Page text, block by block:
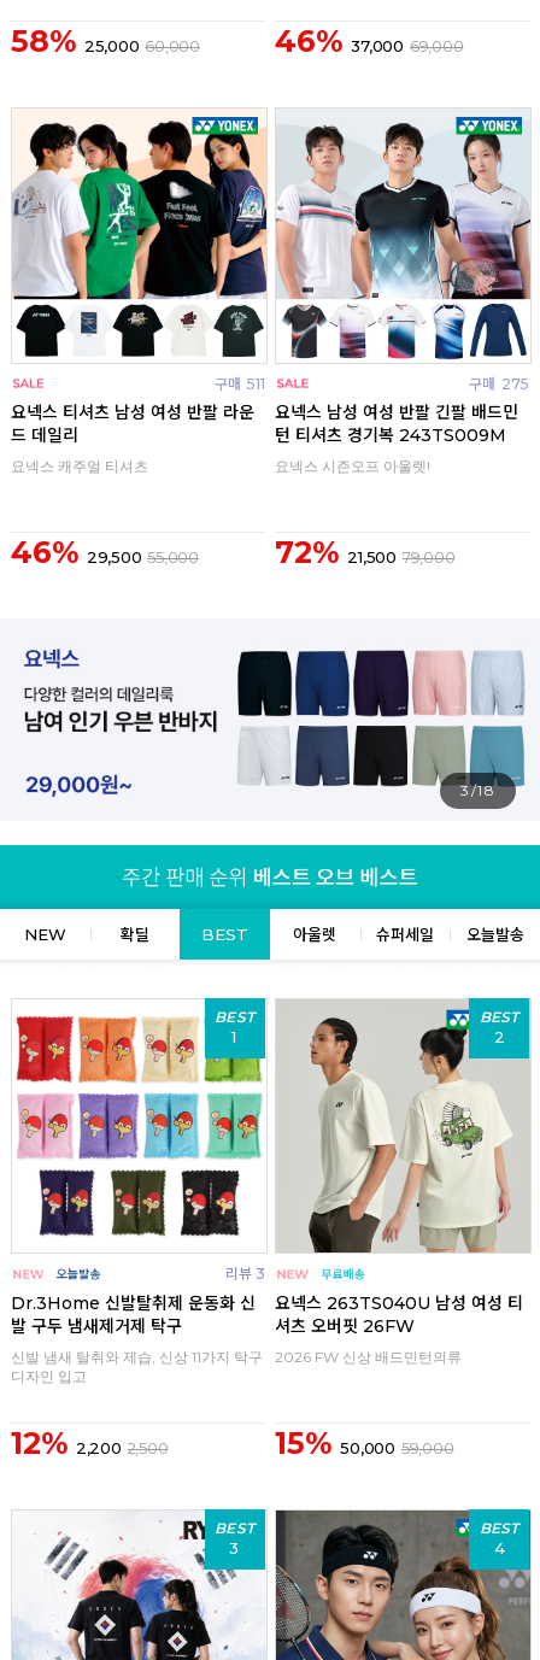
58% 25,000 60,000 46% 37,000 69,000
구매 511
요넥스 티셔츠 남성 여성 반팔 라운
드 데일리
요넥스 캐주얼 티셔츠
46% 29,500 55,000
구매 275
요넥스 남성 여성 반팔 긴팔 배드민
턴 티셔츠 경기복 243TS009M
요넥스 시즌오프 아울렛!
72% 21,500 79,000
4/18
NEW 확딜 BEST 아울렛 슈퍼세일 오늘발송
BEST
1
리뷰 3
Dr.3Home 신발탈취제 운동화 신
발 구두 냄새제거제 탁구
신발 냄새 탈취와 제습, 신상 11가지 탁구
디자인 입고
12% 2,200 2,500
BEST
2
요넥스 263TS040U 남성 여성 티
셔츠 오버핏 26FW
2026 FW 신상 배드민턴의류
15% 50,000 59,000
BEST
3
BEST
4